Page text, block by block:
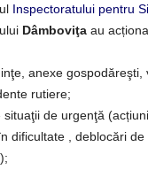
Inspectoratului pentru
Dâmboviţa au
anexe gospodăreşti,
rutiere;
situaţii de urgenţă
dificultate , deblocări de